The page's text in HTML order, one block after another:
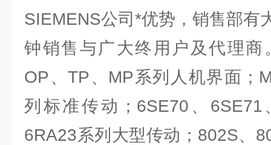
SIEMENS公司*优势，销售部有
钟销售与广大终用户及代理商
OP、TP、MP系列人机界面；
列标准传动；6SE70、6SE71
6RA23系列大型传动；802S、